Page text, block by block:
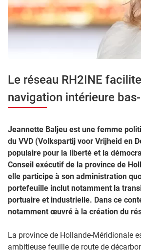
Le réseau RH2INE
navigation intérieure
Jeannette Baljeu est une femme
du VVD (Volkspartij voor Vrijheid en
populaire pour la liberté et la
Conseil exécutif de la province de
elle participe à son administration
portefeuille inclut notamment la
portuaire et industrielle. Dans ce
notamment œuvré à la création du
La province de Hollande-Méridionale
ambitieuse feuille de route de